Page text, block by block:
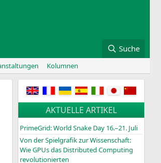
Suche
Kolumnen
AKTUELLE ARTIKEL
PrimeGrid: World Snake Day 16.–21. Juli
Von der Spielgrafik zur Wissenschaft:
Wie GPUs das Distributed Computing
revolutionierten